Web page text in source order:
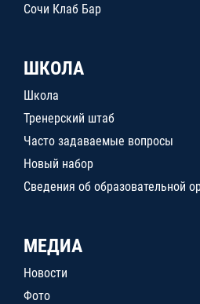
Сочи Клаб Бар
ШКОЛА
Школа
Тренерский штаб
Часто задаваемые вопросы
Новый набор
Сведения об образовательной
МЕДИА
Новости
Фото